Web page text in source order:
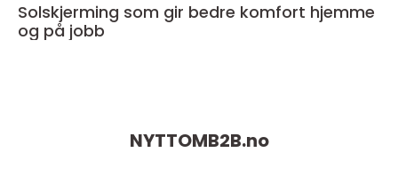
Solskjerming som gir bedre komfort hjemme
og på jobb
NYTTOMB2B.no